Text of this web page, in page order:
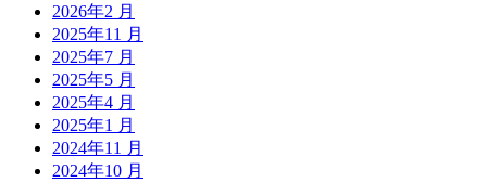
2026年2 月
2025年11 月
2025年7 月
2025年5 月
2025年4 月
2025年1 月
2024年11 月
2024年10 月